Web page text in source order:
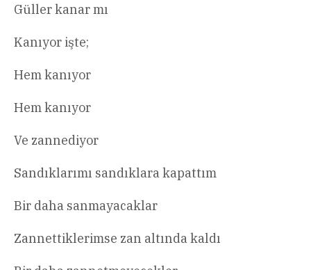
Güller kanar mı
Kanıyor işte;
Hem kanıyor
Hem kanıyor
Ve zannediyor
Sandıklarımı sandıklara kapattım
Bir daha sanmayacaklar
Zannettiklerimse zan altında kaldı